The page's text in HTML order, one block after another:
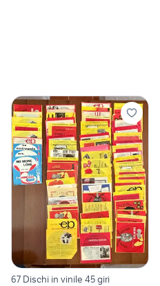
67 Dischi in vinile 45 giri